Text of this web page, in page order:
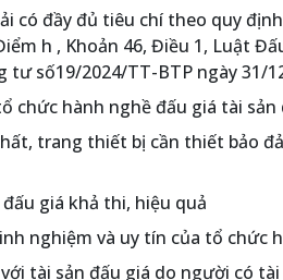
có đầy đủ tiêu chí theo quy
h , Khoản 46, Điều 1, Luật
tư số19/2024/TT-BTP ngày 31/
chức hành nghề đấu giá tài sản
trang thiết bị cần thiết bảo
giá khả thi, hiệu quả
nghiệm và uy tín của tổ chức
tài sản đấu giá do người có